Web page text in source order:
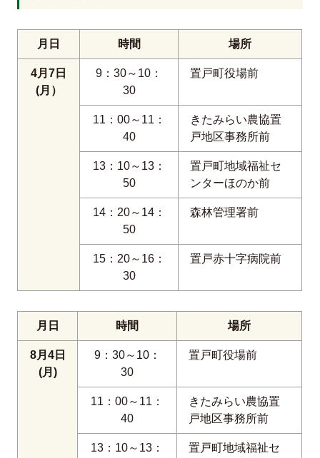
月日 時間 場所
4月7日
(月）
9：30～10：
30
置戸町役場前
11：00～11：
40
きたみらい農協置
戸地区事務所前
13：10～13：
50
置戸町地域福祉セ
ンターほのか前
14：20～14：
50
森林管理署前
15：20～16：
30
置戸赤十字病院前
月日 時間 場所
8月4日
(月)
9：30～10：
30
置戸町役場前
11：00～11：
40
きたみらい農協置
戸地区事務所前
13：10～13：
置戸町地域福祉セ